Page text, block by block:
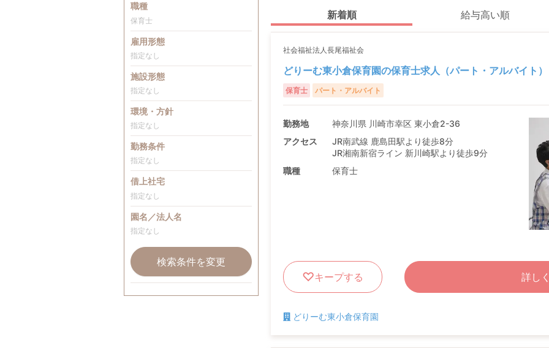
新着順 給与高い順
社会福祉法人長尾福祉会
どりーむ東小倉保育園の保育士求人（パート・アルバイト）
保育士 パート・アルバイト
勤務地
神奈川県 川崎市幸区 東小倉2-36
アクセス
JR南武線 鹿島田駅より徒歩8分
JR湘南新宿ライン 新川崎駅より徒歩9分
職種
保育士
キープする 詳し
どりーむ東小倉保育園
職種
保育士
雇用形態
指定なし
施設形態
指定なし
環境・方針
指定なし
勤務条件
指定なし
借上社宅
指定なし
園名／法人名
指定なし
検索条件を変更